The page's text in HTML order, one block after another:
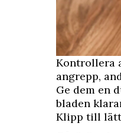
Kontrollera
angrepp,
Ge dem en
bladen
Klipp till lätt